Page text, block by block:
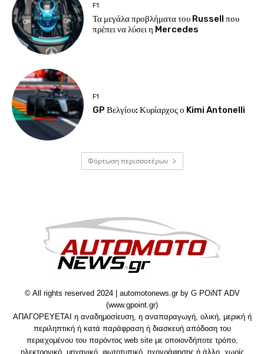
F1
Τα μεγάλα προβλήματα του Russell που
πρέπει να λύσει η Mercedes
F1
GP Βελγίου: Κυρίαρχος ο Kimi Antonelli
Φόρτωση περισσοτέρων
© All rights reserved 2024 | automotonews.gr by G POiNT ADV
(www.gpoint.gr)
ΑΠΑΓΟΡΕΥΕΤΑΙ η αναδημοσίευση, η αναπαραγωγή, ολική, μερική ή
περιληπτική ή κατά παράφραση ή διασκευή απόδοση του
περιεχομένου του παρόντος web site με οποιονδήποτε τρόπο,
ηλεκτρονικό, μηχανικό, φωτοτυπικό, ηχογράφησης ή άλλο, χωρίς